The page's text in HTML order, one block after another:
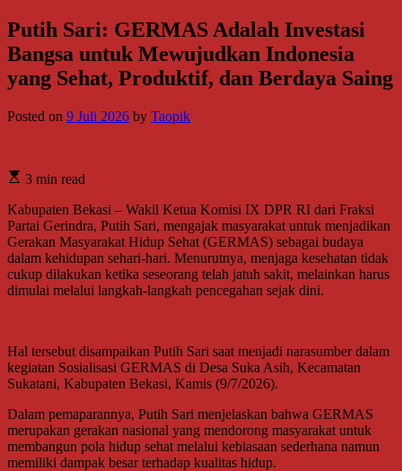
Putih Sari: GERMAS Adalah Investasi
Bangsa untuk Mewujudkan Indonesia
yang Sehat, Produktif, dan Berdaya Saing
Posted on 9 Juli 2026 by Taopik
3 min read
Kabupaten Bekasi – Wakil Ketua Komisi IX DPR RI dari Fraksi
Partai Gerindra, Putih Sari, mengajak masyarakat untuk menjadikan
Gerakan Masyarakat Hidup Sehat (GERMAS) sebagai budaya
dalam kehidupan sehari-hari. Menurutnya, menjaga kesehatan tidak
cukup dilakukan ketika seseorang telah jatuh sakit, melainkan harus
dimulai melalui langkah-langkah pencegahan sejak dini.
Hal tersebut disampaikan Putih Sari saat menjadi narasumber dalam
kegiatan Sosialisasi GERMAS di Desa Suka Asih, Kecamatan
Sukatani, Kabupaten Bekasi, Kamis (9/7/2026).
Dalam pemaparannya, Putih Sari menjelaskan bahwa GERMAS
merupakan gerakan nasional yang mendorong masyarakat untuk
membangun pola hidup sehat melalui kebiasaan sederhana namun
memiliki dampak besar terhadap kualitas hidup.